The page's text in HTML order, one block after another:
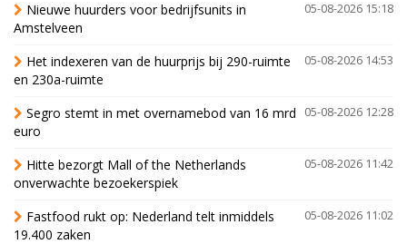
05-08-2026 15:18
Nieuwe huurders voor bedrijfsunits in
Amstelveen
05-08-2026 14:53
Het indexeren van de huurprijs bij 290-ruimte
en 230a-ruimte
05-08-2026 12:28
Segro stemt in met overnamebod van 16 mrd
euro
05-08-2026 11:42
Hitte bezorgt Mall of the Netherlands
onverwachte bezoekerspiek
05-08-2026 11:02
Fastfood rukt op: Nederland telt inmiddels
19.400 zaken